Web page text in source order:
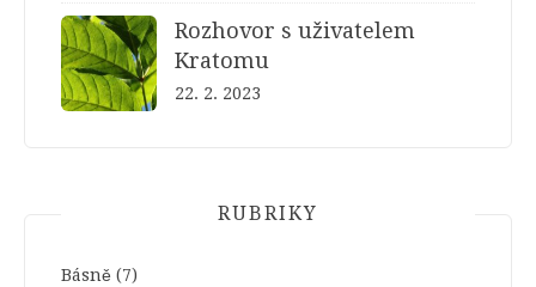
Rozhovor s uživatelem
Kratomu
22. 2. 2023
RUBRIKY
Básně (7)